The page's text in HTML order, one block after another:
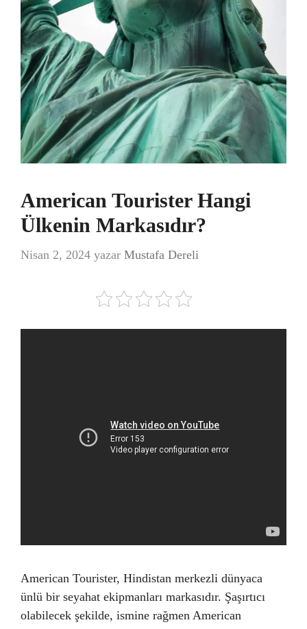
American Tourister Hangi
Ülkenin Markasıdır?
Nisan 2, 2024 yazar Mustafa Dereli
American Tourister, Hindistan merkezli dünyaca
ünlü bir seyahat ekipmanları markasıdır. Şaşırtıcı
olabilecek şekilde, ismine rağmen American